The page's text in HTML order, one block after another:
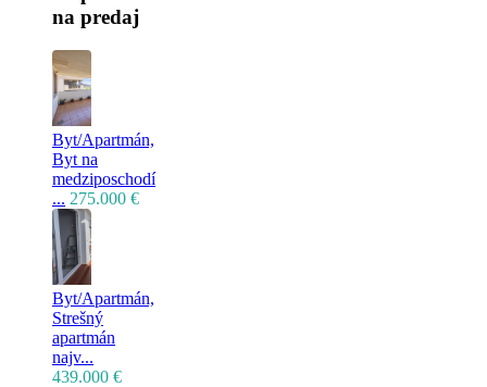
na predaj
Byt/Apartmán,
Byt na
medziposchodí
... 275.000 €
Byt/Apartmán,
Strešný
apartmán
najv...
439.000 €